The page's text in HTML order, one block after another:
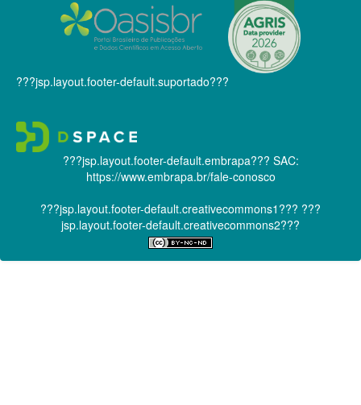
???jsp.layout.footer-default.suportado???
???jsp.layout.footer-default.embrapa??? SAC:
https://www.embrapa.br/fale-conosco
???jsp.layout.footer-default.creativecommons1??? ???
jsp.layout.footer-default.creativecommons2???